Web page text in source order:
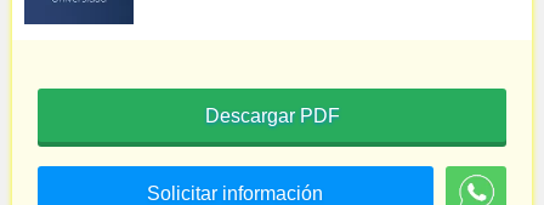
Descargar PDF
Solicitar información